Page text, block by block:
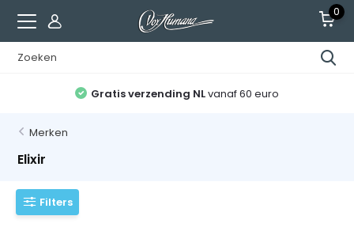
0
Gratis verzending NLvanaf 60 euro
Merken
Elixir
Filters